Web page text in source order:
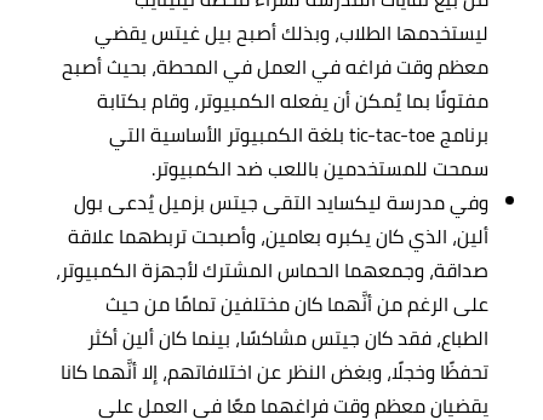
ليستخدمها الطلاب، وبذلك أصبح بيل غيتس يقضي
معظم وقت فراغه في العمل في المحطة، بحيث أصبح
مفتونًا بما يُمكن أن يفعله الكمبيوتر، وقام بكتابة
برنامج tic-tac-toe بلغة الكمبيوتر الأساسية التي
سمحت للمستخدمين باللعب ضد الكمبيوتر.
وفي مدرسة ليكسايد التقى جيتس بزميل يُدعى بول
ألين، الذي كان يكبره بعامين، وأصبحت تربطهما علاقة
صداقة، وجمعهما الحماس المشترك لأجهزة الكمبيوتر،
على الرغم من أنَّهما كان مختلفين تمامًا من حيث
الطباع، فقد كان جيتس مشاكسًا، بينما كان ألين أكثر
تحفظًا وخجلًا، وبغض النظر عن اختلافاتهم، إلا أنَّهما كانا
يقضيان معظم وقت فراغهما معًا في العمل على